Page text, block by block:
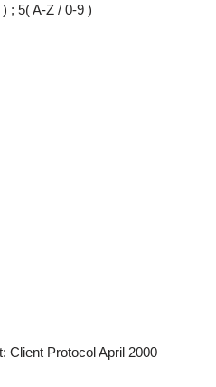
; 5( A-Z / 0-9 )
Client Protocol April 2000